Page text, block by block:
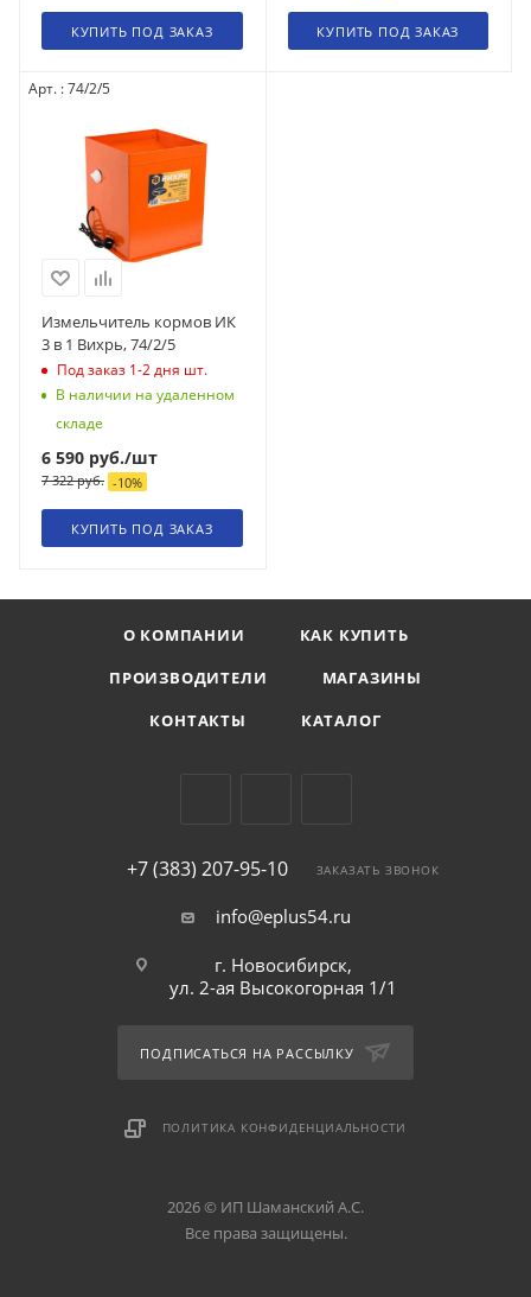
КУПИТЬ ПОД ЗАКАЗ КУПИТЬ ПОД ЗАКАЗ
Арт. : 74/2/5
Измельчитель кормов ИК
3 в 1 Вихрь, 74/2/5
Под заказ 1-2 дня шт.
В наличии на удаленном
складе
6 590 руб./шт
7 322руб. -10%
КУПИТЬ ПОД ЗАКАЗ
О КОМПАНИИ
КАК КУПИТЬ
ПРОИЗВОДИТЕЛИ
МАГАЗИНЫ
КОНТАКТЫ
КАТАЛОГ
+7 (383) 207-95-10 ЗАКАЗАТЬ ЗВОНОК
info@eplus54.ru
г. Новосибирск,
ул. 2-ая Высокогорная 1/1
ПОДПИСАТЬСЯ НА РАССЫЛКУ
ПОЛИТИКА КОНФИДЕНЦИАЛЬНОСТИ
2026 © ИП Шаманский А.С.
Все права защищены.